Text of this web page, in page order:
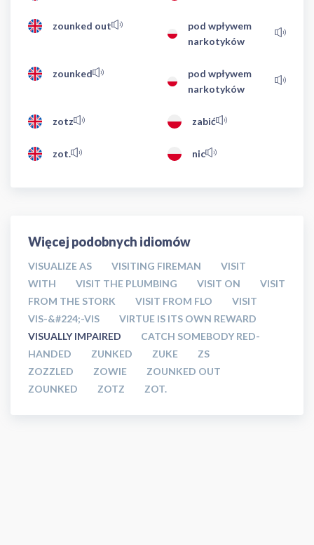
zounked out
pod wpływem
narkotyków
zounked
pod wpływem
narkotyków
zotz zabić
zot. nic
Więcej podobnych idiomów
VISUALIZE AS VISITING FIREMAN
VISIT
WITH
VISIT THE PLUMBING VISIT ON
VISIT
FROM THE STORK
VISIT FROM FLO
VISIT
VIS-&#224;-VIS
VIRTUE IS ITS OWN REWARD
VISUALLY IMPAIRED
CATCH SOMEBODY RED-
HANDED
ZUNKED ZUKE
ZS
ZOZZLED
ZOWIE
ZOUNKED OUT
ZOUNKED
ZOTZ ZOT.